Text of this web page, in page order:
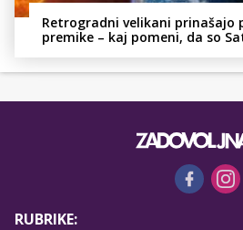
Retrogradni velikani prinašajo
premike – kaj pomeni, da so
RUBRIKE: